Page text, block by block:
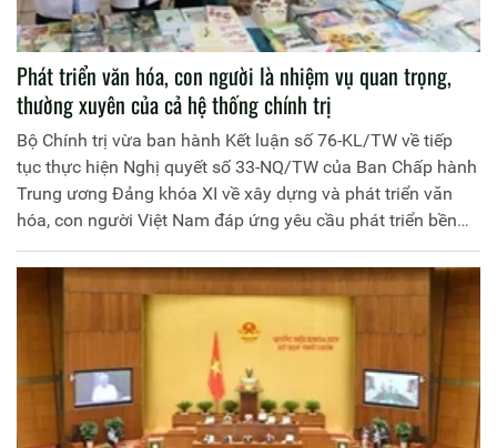
Phát triển văn hóa, con người là nhiệm vụ quan trọng,
thường xuyên của cả hệ thống chính trị
Bộ Chính trị vừa ban hành Kết luận số 76-KL/TW về tiếp
tục thực hiện Nghị quyết số 33-NQ/TW của Ban Chấp hành
Trung ương Đảng khóa XI về xây dựng và phát triển văn
hóa, con người Việt Nam đáp ứng yêu cầu phát triển bền
vững đất nước. Trang Thông tin điện tử Học viện Chính trị
CAND trân trọng giới thiệu toàn văn Kết luận số 76-KL/TW
của Bộ Chính trị.